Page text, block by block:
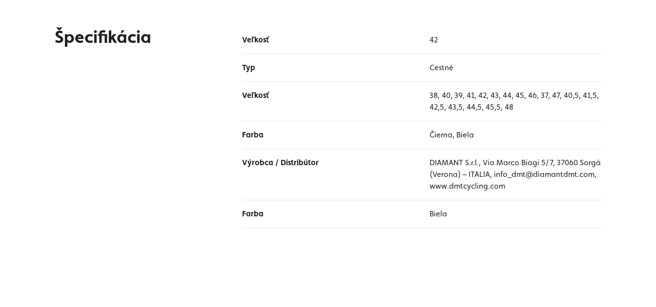
Špecifikácia Veľkosť 42
Typ Cestné
Veľkosť
38, 40, 39, 41, 42, 43, 44, 45, 46, 37, 47, 40,5, 41,5,
42,5, 43,5, 44,5, 45,5, 48
Farba Čierna, Biela
Výrobca / Distribútor
DIAMANT S.r.l., Via Marco Biagi 5/7, 37060 Sorgà
(Verona) – ITALIA, info_dmt@diamantdmt.com,
www.dmtcycling.com
Farba Biela